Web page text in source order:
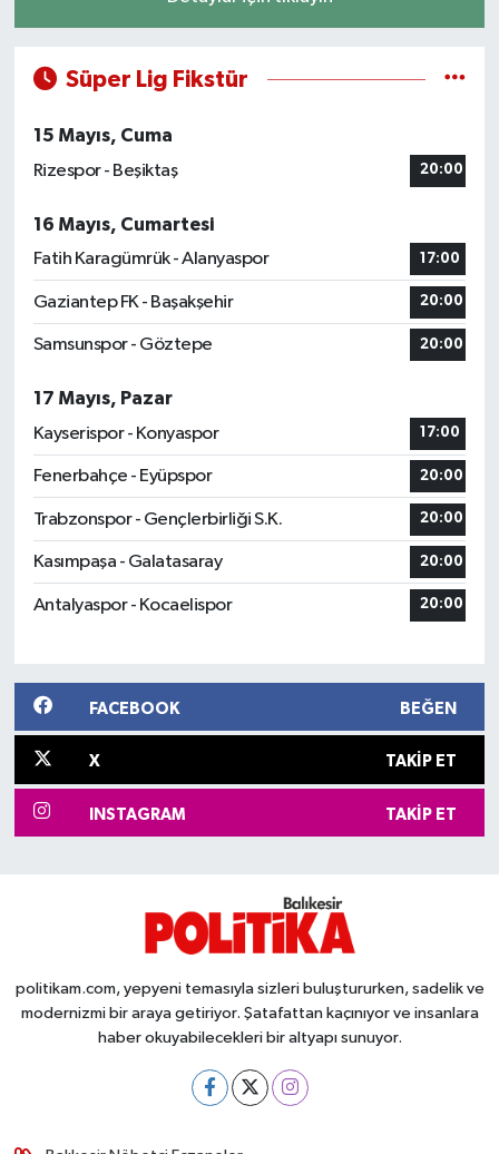
Süper Lig Fikstür
15 Mayıs, Cuma
Rizespor - Beşiktaş
20:00
16 Mayıs, Cumartesi
Fatih Karagümrük - Alanyaspor
17:00
Gaziantep FK - Başakşehir 20:00
Samsunspor - Göztepe 20:00
17 Mayıs, Pazar
Kayserispor - Konyaspor
17:00
Fenerbahçe - Eyüpspor 20:00
Trabzonspor - Gençlerbirliği S.K. 20:00
Kasımpaşa - Galatasaray 20:00
Antalyaspor - Kocaelispor 20:00
FACEBOOK BEĞEN
X TAKIP ET
INSTAGRAM TAKIP ET
politikam.com, yepyeni temasıyla sizleri buluştururken, sadelik ve
modernizmi bir araya getiriyor. Şatafattan kaçınıyor ve insanlara
haber okuyabilecekleri bir altyapı sunuyor.